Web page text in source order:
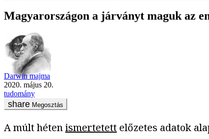
Magyarországon a járványt maguk az
Darwin majma
2020. május 20.
tudomány
Megosztás
A múlt hétenismertetett előzetes adatok